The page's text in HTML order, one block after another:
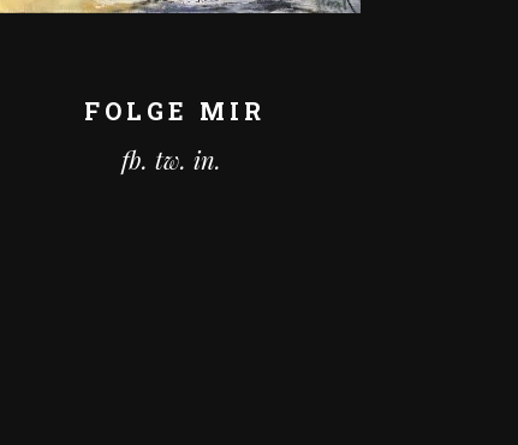
FOLGE MIR
fb. tw. in.